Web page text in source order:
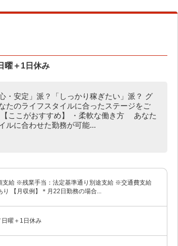
曜＋1日休み
・安定」派？「しっかり稼ぎたい」派？ グ
たのライフスタイルに合ったステージをご
ここがおすすめ】 ・柔軟な働き方 あなた
ルに合わせた勤務が可能...
支給 ※残業手当：法定基準通り別途支給 ※交通費支給
【月収例】＊月22日勤務の場合...
曜＋1日休み